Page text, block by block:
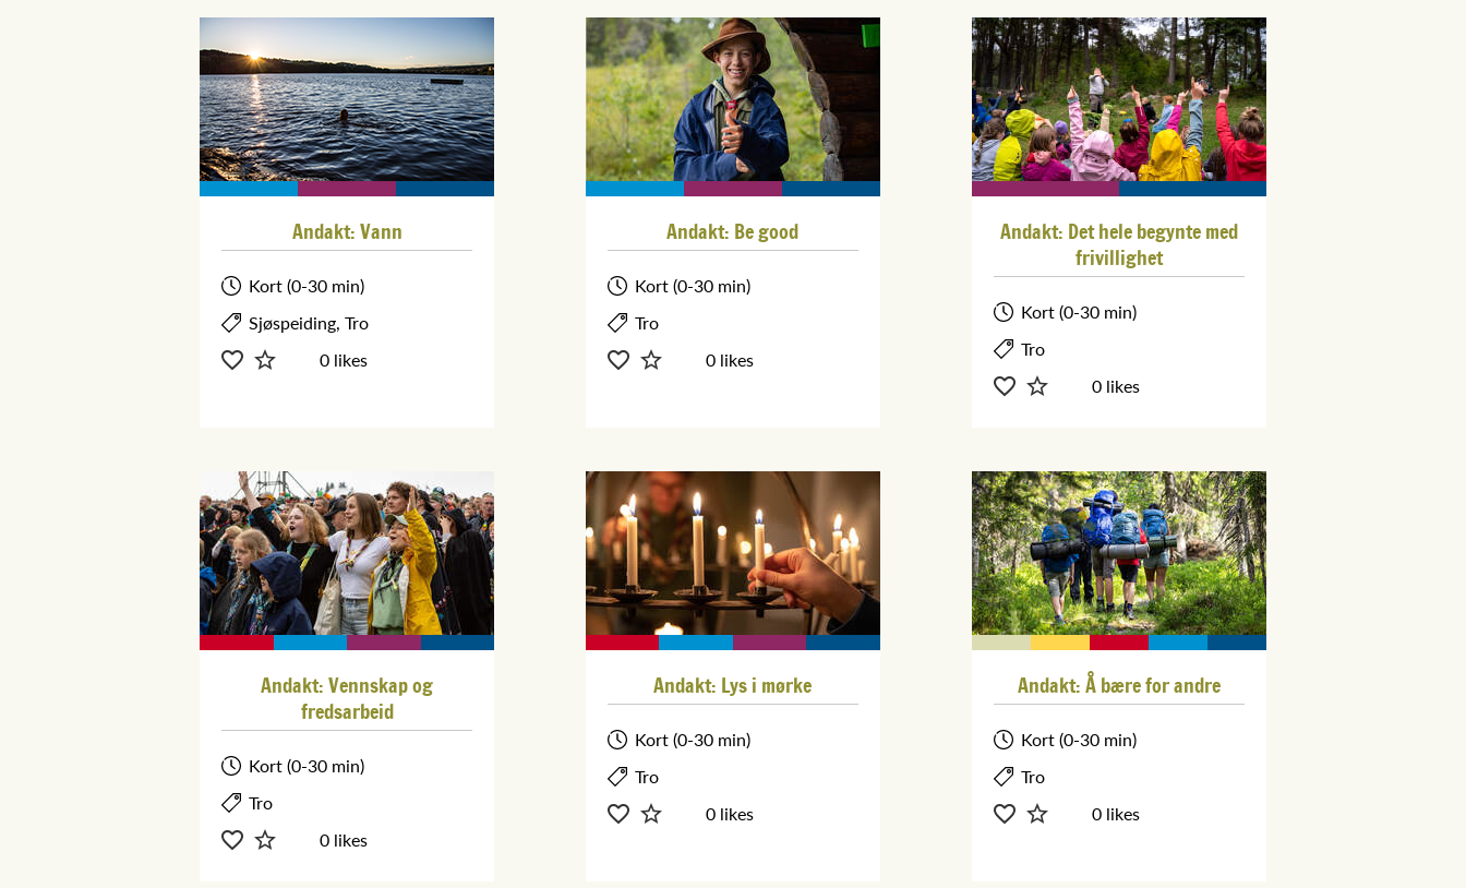
Andakt: Vann
Kort (0-30 min)
Sjøspeiding, Tro
0 likes
Andakt: Be good
Kort (0-30 min)
Tro
0 likes
Andakt: Det hele begynte med
frivillighet
Kort (0-30 min)
Tro
0 likes
Andakt: Vennskap og
fredsarbeid
Kort (0-30 min)
Tro
0 likes
Andakt: Lys i mørke
Kort (0-30 min)
Tro
0 likes
Andakt: Å bære for andre
Kort (0-30 min)
Tro
0 likes